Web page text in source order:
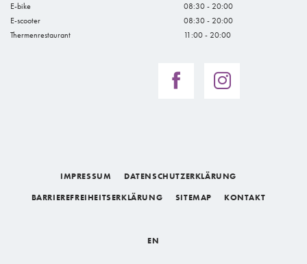
E-bike
08:30 - 20:00
E-scooter
08:30 - 20:00
Thermenrestaurant
11:00 - 20:00
IMPRESSUM
DATENSCHUTZERKLÄRUNG
BARRIEREFREIHEITSERKLÄRUNG
SITEMAP KONTAKT
EN